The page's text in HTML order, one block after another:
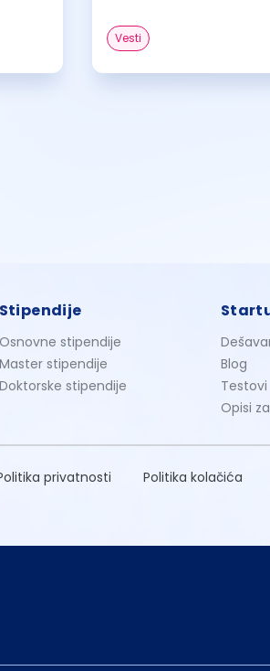
Vesti
Stipendije
Osnovne stipendije
Master stipendije
Doktorske stipendije
Blog
Testovi
Opisi
privatnosti Politika kolačića